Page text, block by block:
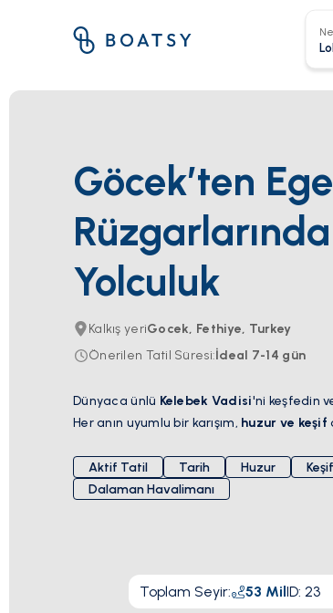
Göcek’ten
Yolculuk
Kalkış yeriGocek, Fethiye, Turkey
Önerilen Tatil Süresi:İdeal 7-14 gün
Dünyaca ünlü Kelebek Vadisi'ni keşfedin
Her anın uyumlu bir karışım, huzur ve keşif
Aktif Tatil Tarih Huzur
Keşif
Dalaman Havalimanı
Toplam Seyir: 53 MilID: 23